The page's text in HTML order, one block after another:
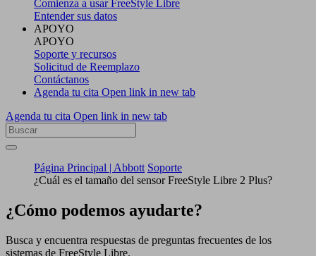
Comienza a usar FreeStyle Libre
Entender sus datos
APOYO
APOYO
Soporte y recursos
Solicitud de Reemplazo
Contáctanos
Agenda tu cita Open link in new tab
Agenda tu cita Open link in new tab
Página Principal | Abbott Soporte
¿Cuál es el tamaño del sensor FreeStyle Libre 2 Plus?
¿Cómo podemos ayudarte?
Busca y encuentra respuestas de preguntas frecuentes de los
sistemas de FreeStyle Libre.